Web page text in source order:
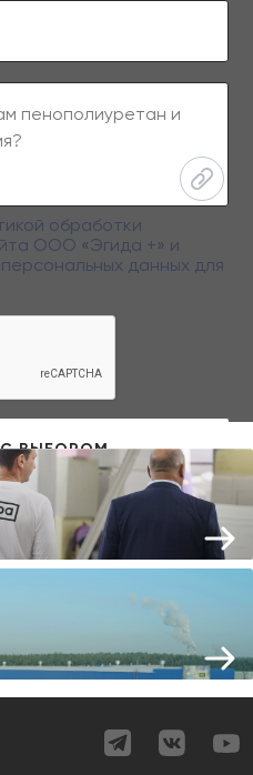
согласие на обработку
обработки
ООО «Эгида +» и
данных для